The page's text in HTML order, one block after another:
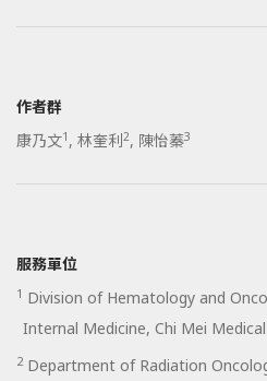
作者群
康乃文1 , 林奎利2, 陳怡蓁3
服務單位
1 Division of Hematology and
Internal Medicine, Chi Mei
2Department of Radiation